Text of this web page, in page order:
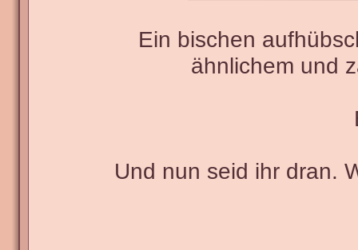
Ein bischen
ähnlichem und
Und nun seid ihr dran.